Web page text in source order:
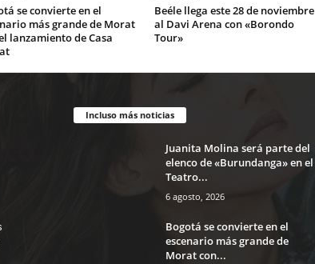
se convierte en el
más grande de Morat
lanzamiento de Casa
Beéle llega este 28 de noviembre
al Davi Arena con «Borondo
Tour»
Incluso más noticias
Juanita Molina será parte del
elenco de «Burundanga» en el
Teatro...
6 agosto, 2026
Bogotá se convierte en el
escenario más grande de
Morat con...